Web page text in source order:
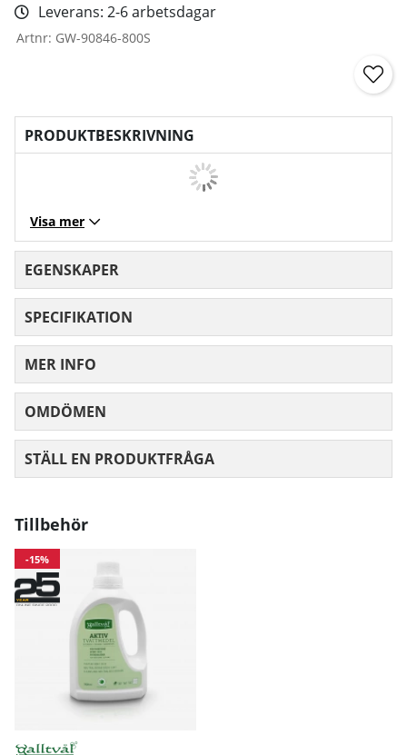
Leverans: 2-6 arbetsdagar
Artnr: GW-90846-800S
PRODUKTBESKRIVNING
Visa mer
EGENSKAPER
SPECIFIKATION
MER INFO
OMDÖMEN
STÄLL EN PRODUKTFRÅGA
Tillbehör
-15%